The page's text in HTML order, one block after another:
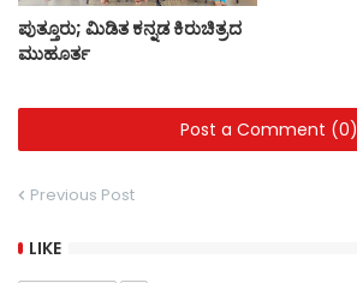
ಪುತ್ತೂರು; ಮಿಡಿತ ಕನ್ನಡ ಕಿರುಚಿತ್ರದ
ಮುಹೂರ್ತ
Post a Comment (0)
Previous Post
LIKE